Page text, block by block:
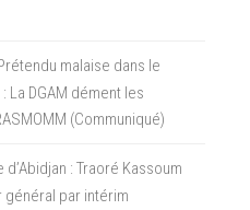
malaise dans le
La DGAM dément les
(Communiqué)
: Traoré Kassoum
général par intérim